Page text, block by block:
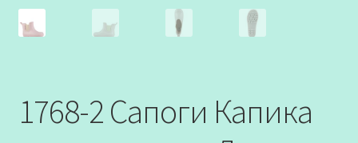
1768-2 Сапоги Капика